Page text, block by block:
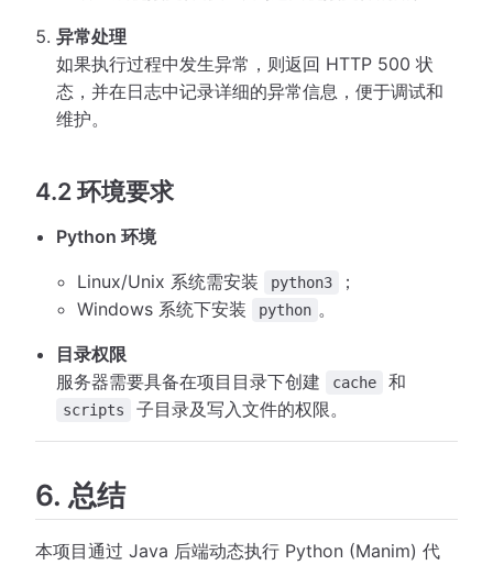
异常处理
如果执行过程中发生异常，则返回 HTTP 500 状
态，并在日志中记录详细的异常信息，便于调试和
维护。
4.2 环境要求
Python 环境
Linux/Unix 系统需安装 python3
；
Windows 系统下安装
python 。
目录权限
服务器需要具备在项目目录下创建
cache 和
scripts 子目录及写入文件的权限。
6. 总结
本项目通过 Java 后端动态执行 Python (Manim) 代